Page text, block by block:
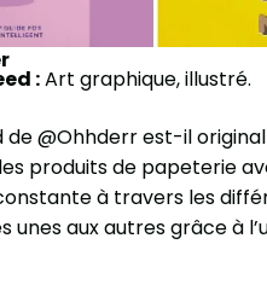
:Art graphique, illustré.
de @Ohhderr est-il
produits de papeterie
à travers les
unes aux autres grâce à